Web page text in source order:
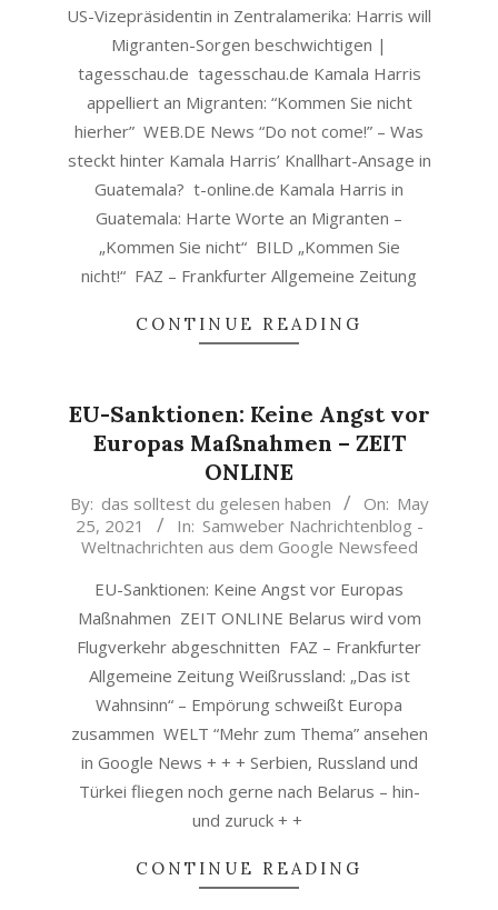
US-Vizepräsidentin in Zentralamerika: Harris will
Migranten-Sorgen beschwichtigen |
tagesschau.de tagesschau.de Kamala Harris
appelliert an Migranten: “Kommen Sie nicht
hierher” WEB.DE News “Do not come!” – Was
steckt hinter Kamala Harris’ Knallhart-Ansage in
Guatemala? t-online.de Kamala Harris in
Guatemala: Harte Worte an Migranten –
„Kommen Sie nicht“ BILD „Kommen Sie
nicht!“ FAZ – Frankfurter Allgemeine Zeitung
CONTINUE READING
EU-Sanktionen: Keine Angst vor
Europas Maßnahmen – ZEIT
ONLINE
2021-
05-
25
By: das solltest du gelesen haben On: May
25, 2021
In: Samweber Nachrichtenblog -
Weltnachrichten aus dem Google Newsfeed
EU-Sanktionen: Keine Angst vor Europas
Maßnahmen ZEIT ONLINE Belarus wird vom
Flugverkehr abgeschnitten FAZ – Frankfurter
Allgemeine Zeitung Weißrussland: „Das ist
Wahnsinn“ – Empörung schweißt Europa
zusammen WELT “Mehr zum Thema” ansehen
in Google News + + + Serbien, Russland und
Türkei fliegen noch gerne nach Belarus – hin-
und zuruck + +
CONTINUE READING